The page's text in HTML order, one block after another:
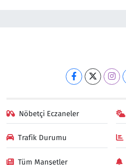
Nöbetçi Eczaneler
Trafik Durumu
Tüm Manşetler